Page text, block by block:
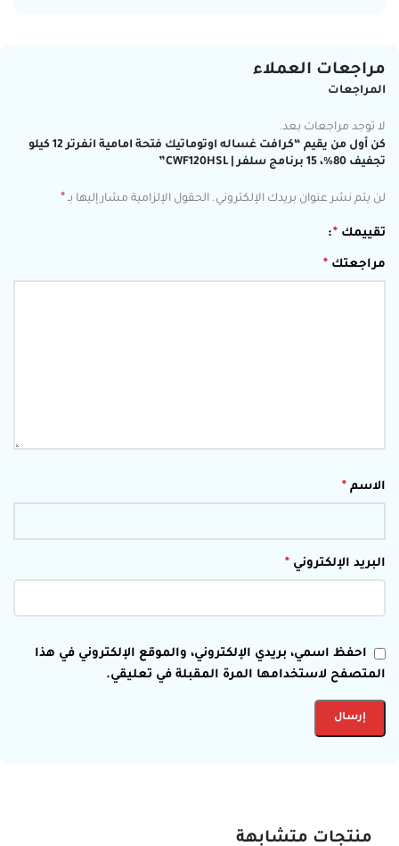
مراجعات العملاء
المراجعات
لا توجد مراجعات بعد.
كن أول من يقيم “كرافت غساله اوتوماتيك فتحة امامية انفرتر 12 كيلو
تجفيف 80%، 15 برنامج سلفر | CWF120HSL”
لن يتم نشر عنوان بريدك الإلكتروني. الحقول الإلزامية مشار إليها بـ *
تقييمك *
مراجعتك *
الاسم *
البريد الإلكتروني *
احفظ اسمي، بريدي الإلكتروني، والموقع الإلكتروني في هذا
المتصفح لاستخدامها المرة المقبلة في تعليقي.
منتجات متشابهة